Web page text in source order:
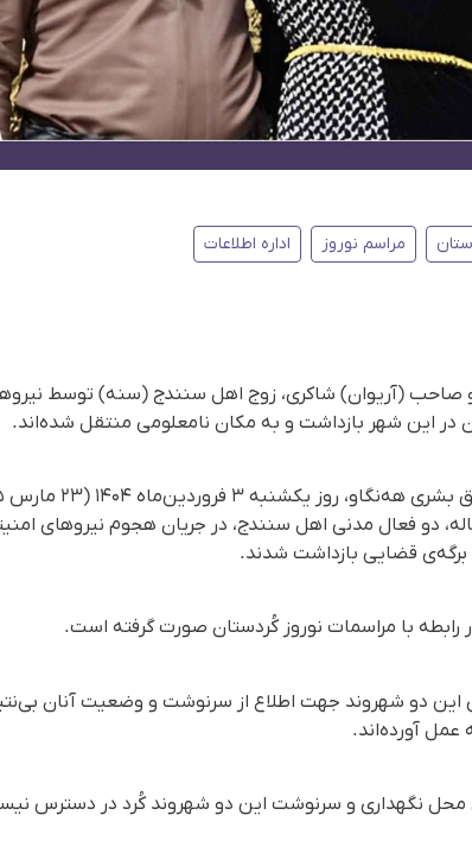
مراسم نوروز اداره اطلاعات
صاحب (آریوان) شاکری، زوج اهل سنندج (سنه) توسط
در این شهر بازداشت و به مکان نامعلومی منتقل شده‌اند.
همسرش آریوان شاکری ۳۵ ساله، دو فعال مدنی اهل سنندج، در جریان هجوم
برگه‌ی قضایی بازداشت شدند.
رابطه با مراسمات نوروز کُردستان صورت گرفته است.
این دو شهروند جهت اطلاع از سرنوشت و وضعیت آنان
آورده‌اند.
محل نگهداری و سرنوشت این دو شهروند کُرد در دسترس